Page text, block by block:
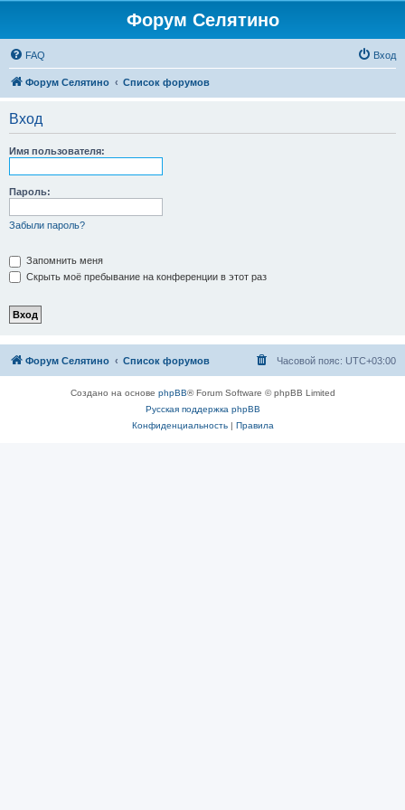
Форум Селятино
FAQ Вход
Форум Селятино Список форумов
Вход
Имя пользователя:
Пароль:
Забыли пароль?
Запомнить меня
Скрыть моё пребывание на конференции в этот раз
Форум Селятино Список форумов Часовой пояс: UTC+03:00
Создано на основе phpBB® Forum Software © phpBB Limited
Русская поддержка phpBB
Конфиденциальность| Правила